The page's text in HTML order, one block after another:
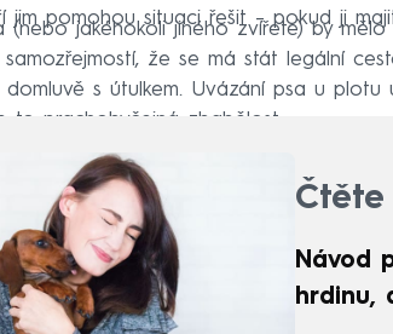
jim pomohou situaci řešit – pokud ji
(nebo jakéhokoli jiného zvířete) by
že se má stát legální
s útulkem. Uvázání psa u plotu
to prachobyčejná zbabělost.
Návod
hrdinu,